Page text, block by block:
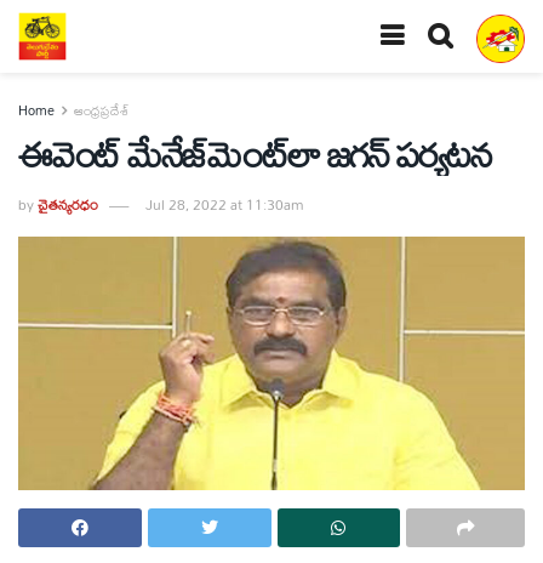
Home ఆంధ్రప్రదేశ్
ఈవెంట్‌ మేనేజ్‌మెంట్‌లా జగన్‌ పర్యటన
byచైతన్యరధం Jul 28, 2022 at 11:30am